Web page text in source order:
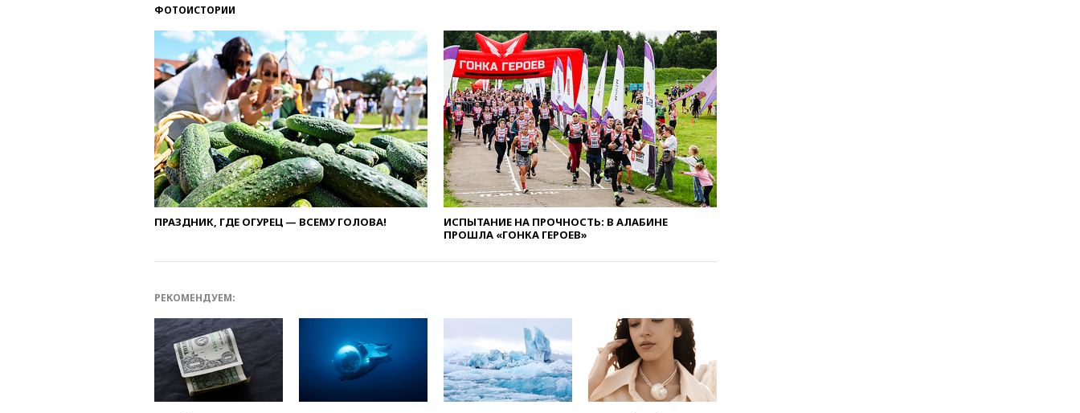
вчера, 20:58Финляндия
введет экзамен для
претендентов на получение
гражданства
вчера, 20:12
Минобороны
Болгарии: упавший в стране
беспилотник, скорее всего,
был украинским
вчера, 19:29ОАЭ обвинили
Иран в атаке на судно
нефтяной компании ADNOC в
Ормузе
газа в европейских подземных
Кушнер могут вскоре посетить
Москву и Киев
вчера, 17:43«Тиса» выдвинула
экс-председателя Верховного
суда на пост президента
ФОТОИСТОРИИ
ПРАЗДНИК, ГДЕ ОГУРЕЦ — ВСЕМУ ГОЛОВА!
ИСПЫТАНИЕ НА ПРОЧНОСТЬ: В АЛАБИНЕ
ПРОШЛА «ГОНКА ГЕРОЕВ»
РЕКОМЕНДУЕМ: